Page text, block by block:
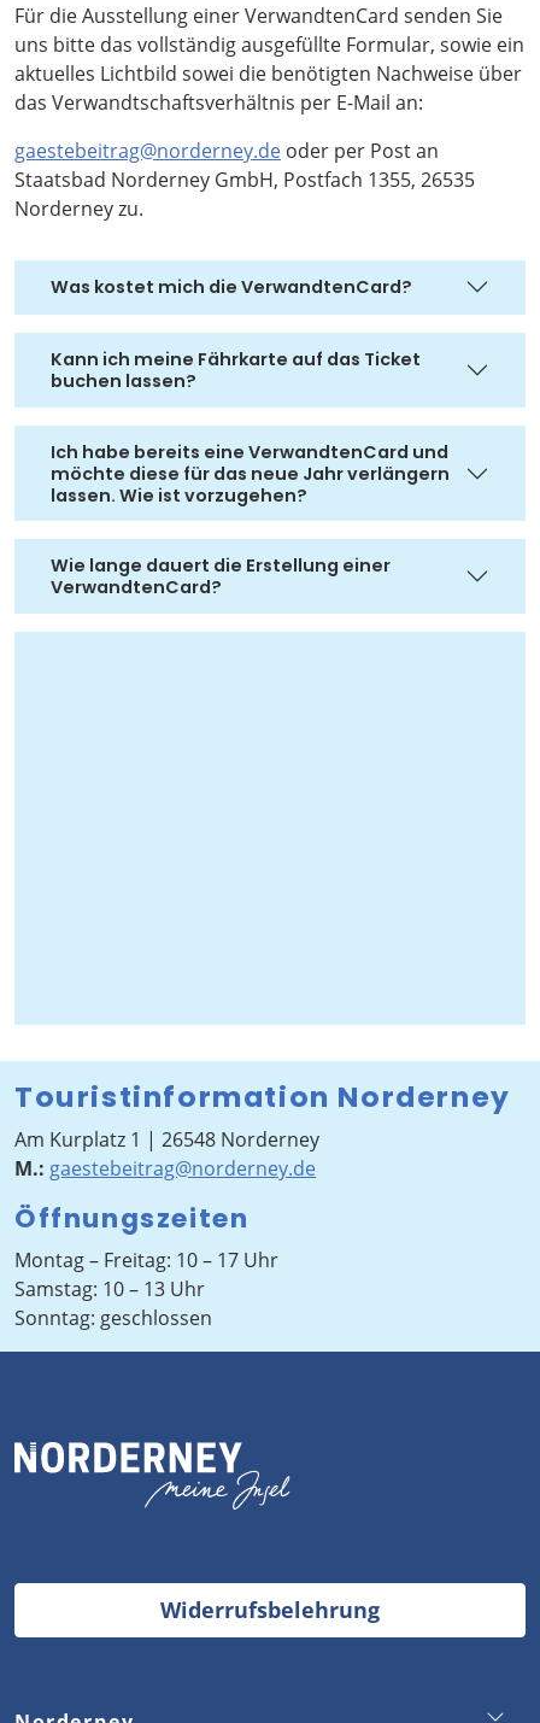
Für die Ausstellung einer VerwandtenCard senden Sie
uns bitte das vollständig ausgefüllte Formular, sowie ein
aktuelles Lichtbild sowei die benötigten Nachweise über
das Verwandtschaftsverhältnis per E-Mail an:
gaestebeitrag@norderney.de oder per Post an
Staatsbad Norderney GmbH, Postfach 1355, 26535
Norderney zu.
Was kostet mich die VerwandtenCard?
Kann ich meine Fährkarte auf das Ticket
buchen lassen?
Ich habe bereits eine VerwandtenCard und
möchte diese für das neue Jahr verlängern
lassen. Wie ist vorzugehen?
Wie lange dauert die Erstellung einer
VerwandtenCard?
Touristinformation Norderney
Am Kurplatz 1 | 26548 Norderney
M.: gaestebeitrag@norderney.de
Öffnungszeiten
Montag – Freitag: 10 – 17 Uhr
Samstag: 10 – 13 Uhr
Sonntag: geschlossen
Widerrufsbelehrung